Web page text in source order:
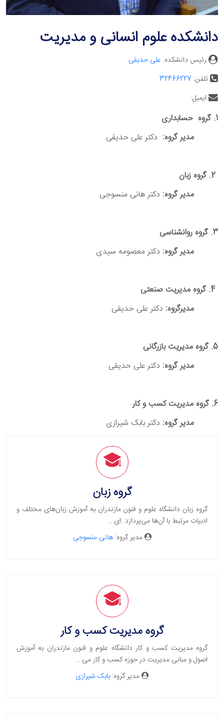
دانشکده علوم انسانی و مدیریت
رئیس دانشکده: علی حدیقی
تلفن: 32466227
ایمیل:
1. گروه حسابداری
مدیر گروه: دکتر علی حدیقی
2. گروه زبان
مدیر گروه: دکتر هانی منسوجی
3. گروه روانشناسی
مدیر گروه: دکتر معصومه سیدی
4. گروه مدیریت صنعتی
مدیرگروه: دکتر علی حدیقی
5. گروه مدیریت بازرگانی
مدیر گروه: دکتر علی حدیقی
6. گروه مدیریت کسب و کار
مدیر گروه: دکتر بابک شیرازی
گروه زبان
گروه زبان دانشگاه علوم و فنون مازندران به آموزش زبان‌های مختلف و
ادبیات مرتبط با آن‌ها می‌پردازد. ای ..
مدیر گروه:هانی منسوجی
گروه مدیریت کسب و کار
گروه مدیریت کسب و کار دانشگاه علوم و فنون مازندران به آموزش
اصول و مبانی مدیریت در حوزه کسب و کار می ..
مدیر گروه: بابک شیرازی